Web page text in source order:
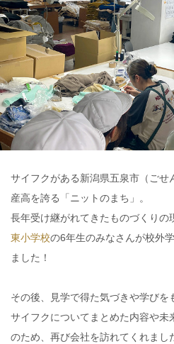
サイフクがある新潟県五泉市（ごせ
産高を誇る「ニットのまち」。
長年受け継がれてきたものづくりの
東小学校の6年生のみなさんが校外
ました！
その後、見学で得た気づきや学びを
サイフクについてまとめた内容や未
のため、再び会社を訪れてくれまし